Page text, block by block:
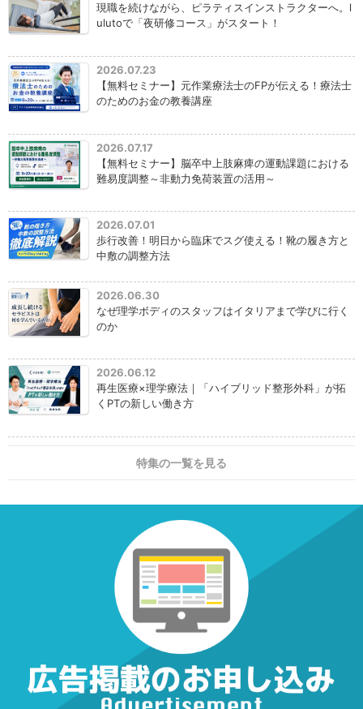
現職を続けながら、ピラティスインストラクターへ。l
ulutoで「夜研修コース」がスタート！
2026.07.23
【無料セミナー】元作業療法士のFPが伝える！療法士
のためのお金の教養講座
2026.07.17
【無料セミナー】脳卒中上肢麻痺の運動課題における
難易度調整～非動力免荷装置の活用～
2026.07.01
歩行改善！明日から臨床でスグ使える！靴の履き方と
中敷の調整方法
2026.06.30
なぜ理学ボディのスタッフはイタリアまで学びに行く
のか
2026.06.12
再生医療×理学療法｜「ハイブリッド整形外科」が拓
くPTの新しい働き方
特集の一覧を見る